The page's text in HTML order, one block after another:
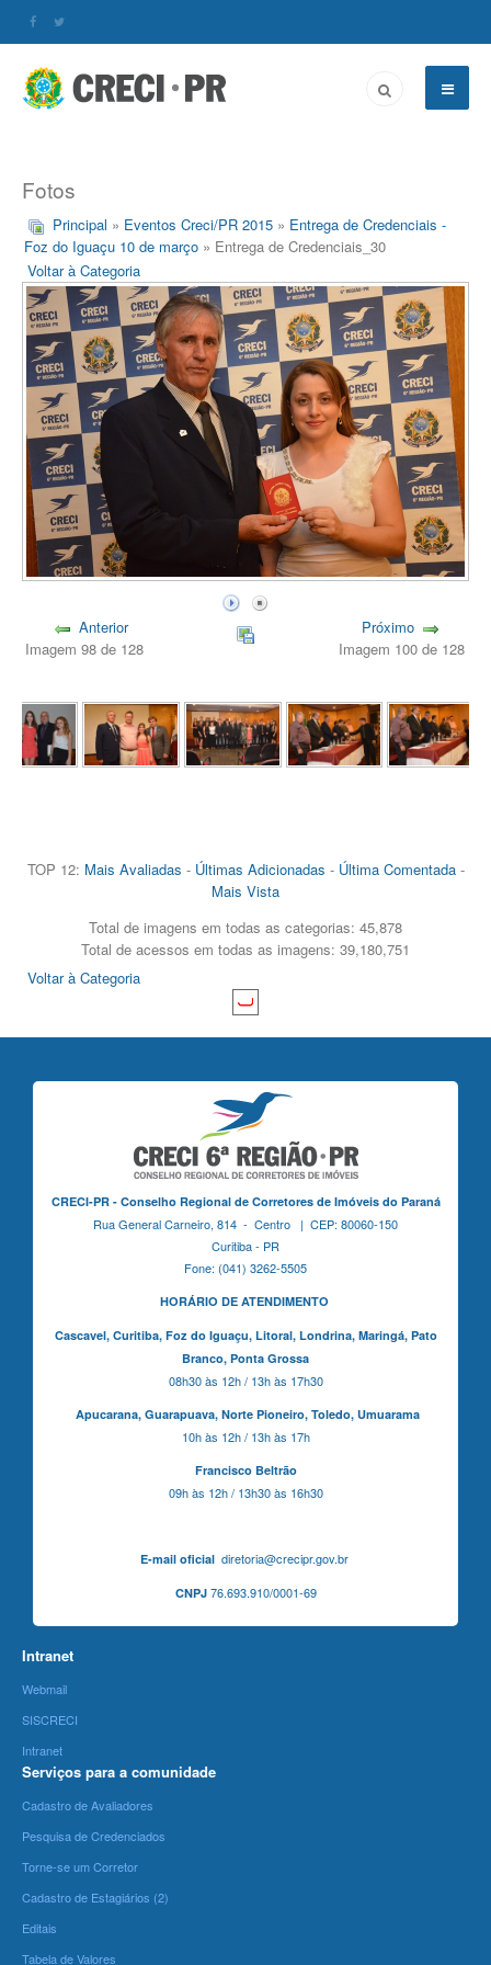
Fotos
Principal » Eventos Creci/PR 2015 » Entrega de Credenciais -
Foz do Iguaçu 10 de março » Entrega de Credenciais_30
Voltar à Categoria
Anterior
Imagem 98 de 128
Próximo
Imagem 100 de 128
TOP 12: Mais Avaliadas - Últimas Adicionadas - Última Comentada-
Mais Vista
Total de imagens em todas as categorias: 45,878
Total de acessos em todas as imagens: 39,180,751
Voltar à Categoria
CRECI-PR - Conselho Regional de Corretores de Imóveis do Paraná
Rua General Carneiro, 814 - Centro | CEP: 80060-150
Curitiba - PR
Fone: (041) 3262-5505
HORÁRIO DE ATENDIMENTO
Cascavel, Curitiba,Foz do Iguaçu, Litoral, Londrina, Maringá, Pato
Branco, Ponta Grossa
08h30 às 12h / 13h às 17h30
Apucarana, Guarapuava, Norte Pioneiro, Toledo, Umuarama
10h às 12h / 13h às 17h
Francisco Beltrão
09h às 12h / 13h30 às 16h30
E-mail oficialdiretoria@crecipr.gov.br
CNPJ76.693.910/0001-69
Intranet
Webmail
SISCRECI
Intranet
Serviços para a comunidade
Cadastro de Avaliadores
Pesquisa de Credenciados
Torne-se um Corretor
Cadastro de Estagiários (2)
Editais
Tabela de Valores